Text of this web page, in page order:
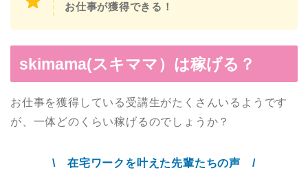
お仕事が獲得できる！
skimama(スキママ）は稼げる？
お仕事を獲得している受講生がたくさんいるようです
が、一体どのくらい稼げるのでしょうか？
\ 在宅ワークを叶えた先輩たちの声 /